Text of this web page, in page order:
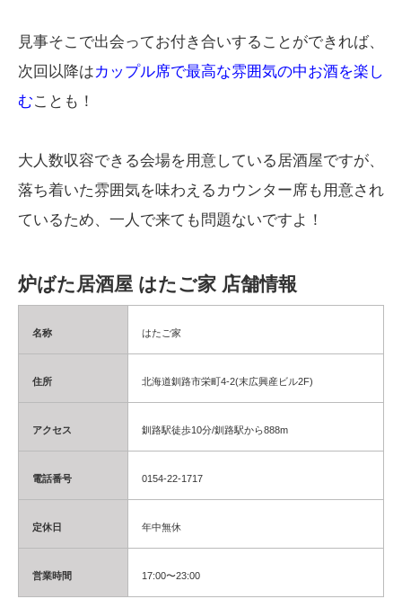
見事そこで出会ってお付き合いすることができれば、
次回以降はカップル席で最高な雰囲気の中お酒を楽し
むことも！
大人数収容できる会場を用意している居酒屋ですが、
落ち着いた雰囲気を味わえるカウンター席も用意され
ているため、一人で来ても問題ないですよ！
炉ばた居酒屋 はたご家 店舗情報
名称 はたご家
住所 北海道釧路市栄町4-2(末広興産ビル2F)
アクセス 釧路駅徒歩10分/釧路駅から888m
電話番号 0154-22-1717
定休日 年中無休
営業時間 17:00〜23:00